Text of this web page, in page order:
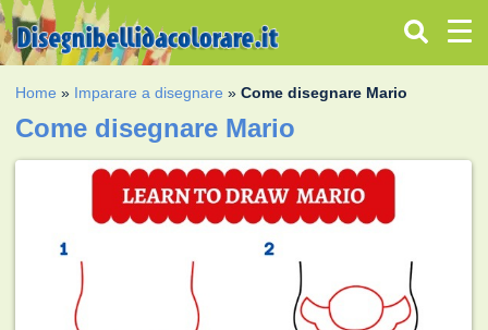
Home » Imparare a disegnare »Come disegnare Mario
Come disegnare Mario